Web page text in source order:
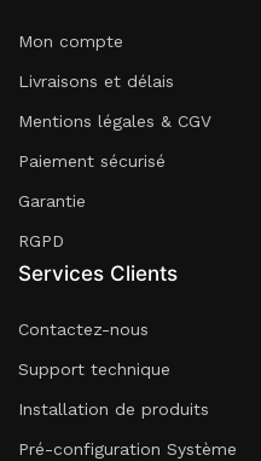
Mon compte
Livraisons et délais
Mentions légales & CGV
Paiement sécurisé
Garantie
RGPD
Services Clients
Contactez-nous
Support technique
Installation de produits
Pré-configuration Système